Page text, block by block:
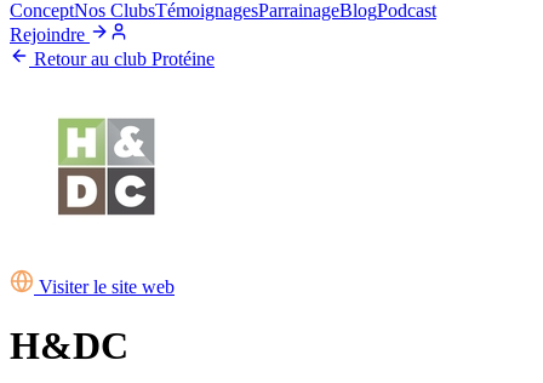
ConceptNos ClubsTémoignagesParrainageBlogPodcast
Rejoindre
Retour au club Protéine
Visiter le site web
H&DC